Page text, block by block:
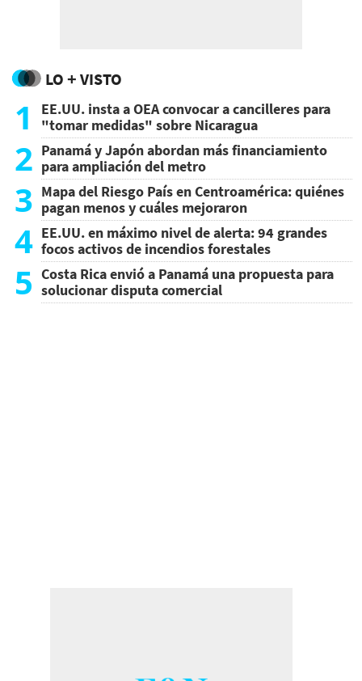
LO + VISTO
1
EE.UU. insta a OEA convocar a cancilleres para
"tomar medidas" sobre Nicaragua
2 Panamá y Japón abordan más financiamiento
para ampliación del metro
3 Mapa del Riesgo País en Centroamérica: quiénes
pagan menos y cuáles mejoraron
4 EE.UU. en máximo nivel de alerta: 94 grandes
focos activos de incendios forestales
5 Costa Rica envió a Panamá una propuesta para
solucionar disputa comercial